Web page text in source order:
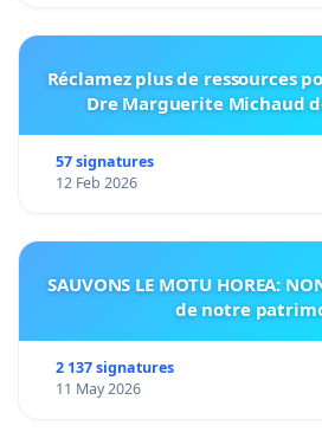
Réclamez plus de ressources
Dre Marguerite Michaud
57 signatures
12 Feb 2026
SAUVONS LE MOTU HOREA:
de notre
2 137 signatures
11 May 2026